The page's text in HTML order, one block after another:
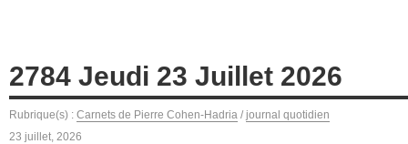
2784 Jeudi 23 Juillet 2026
Rubrique(s) : Carnets de Pierre Cohen-Hadria / journal quotidien
23 juillet, 2026